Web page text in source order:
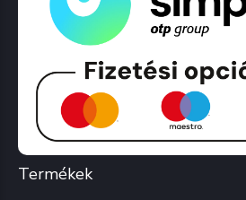
Termékek